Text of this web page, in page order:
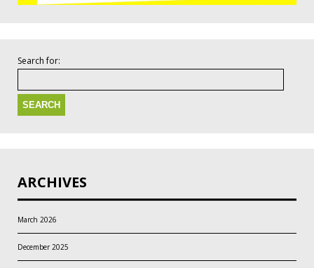
Search for:
ARCHIVES
March 2026
December 2025